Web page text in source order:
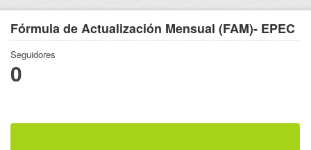
Fórmula de Actualización Mensual (FAM)- EPEC
Seguidores
0